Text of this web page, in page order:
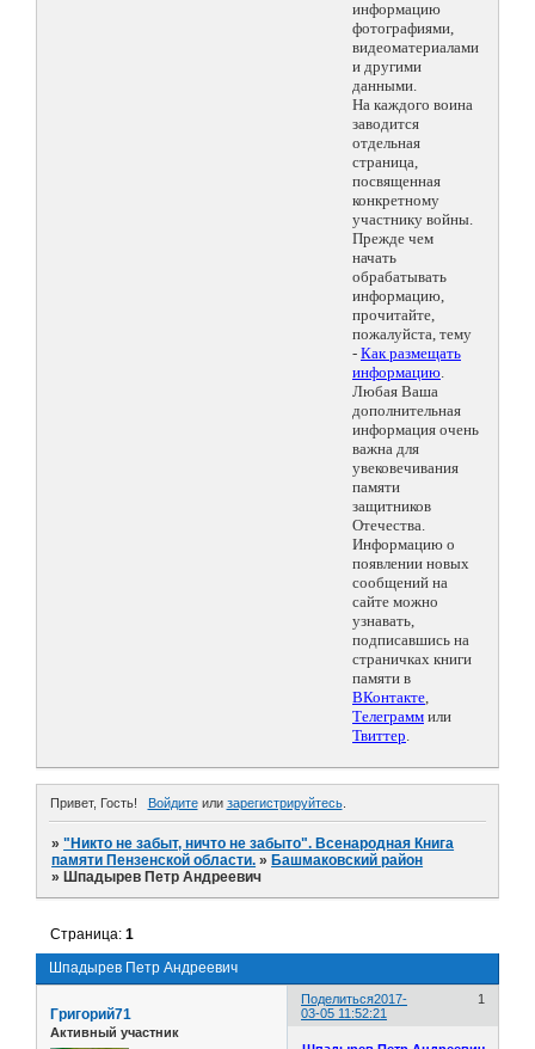
информацию
фотографиями,
видеоматериалами
и другими
данными.
На каждого воина
заводится
отдельная
страница,
посвященная
конкретному
участнику войны.
Прежде чем
начать
обрабатывать
информацию,
прочитайте,
пожалуйста, тему
- Как размещать
информацию.
Любая Ваша
дополнительная
информация очень
важна для
увековечивания
памяти
защитников
Отечества.
Информацию о
появлении новых
сообщений на
сайте можно
узнавать,
подписавшись на
страничках книги
памяти в
ВКонтакте,
Телеграмм или
Твиттер.
Привет, Гость! Войдитеили зарегистрируйтесь.
»"Никто не забыт, ничто не забыто". Всенародная Книга
памяти Пензенской области. » Башмаковский район
» Шпадырев Петр Андреевич
Шпадырев Петр Андреевич
Страница:1
Поделиться 1
2017-
03-05 11:52:21
Григорий71
Активный участник